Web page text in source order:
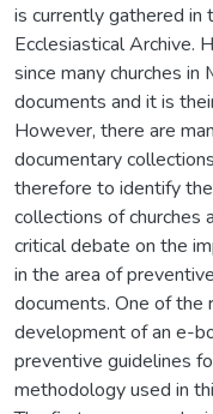
is currently gathered in
Ecclesiastical Archive.
since many churches in
documents and it is
However, there are
documentary
therefore to identify
collections of churches
critical debate on the
in the area of
documents. One of the
development of an e-
preventive guidelines
methodology used in